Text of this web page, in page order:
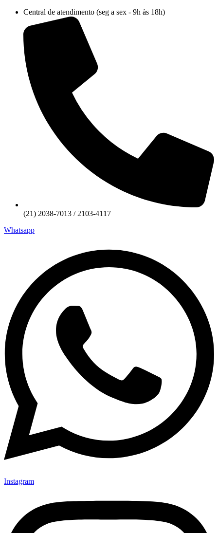
conteúdo
Central de atendimento (seg a sex - 9h às 18h)
(21) 2038-7013 / 2103-4117
Whatsapp
Instagram